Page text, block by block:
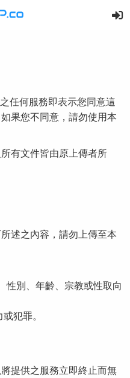
任何服務即表示您同意這
果您不同意，請勿使用本
有文件皆由原上傳者所
述之內容，請勿上傳至本
性別、年齡、宗教或性取向
犯罪。
提供之服務立即終止而無